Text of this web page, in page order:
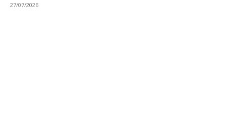
27/07/2026